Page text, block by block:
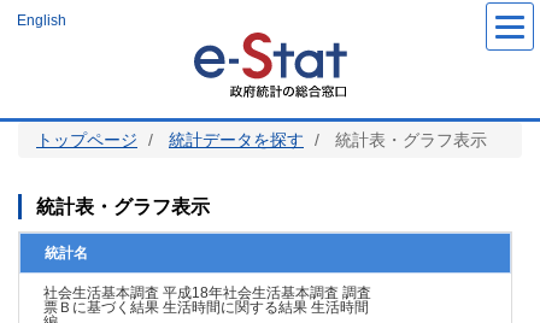
ツ
English
トップページ 統計データを探す 統計表・グラフ表示
統計表・グラフ表示
統計名
社会生活基本調査 平成18年社会生活基本調査 調査
票Ｂに基づく結果 生活時間に関する結果 生活時間